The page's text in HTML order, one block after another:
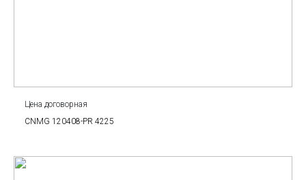
Цена договорная
CNMG 120408-PR 4225